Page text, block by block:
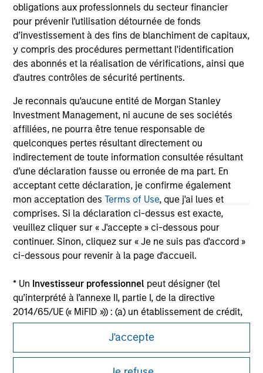
obligations aux professionnels du secteur financier
pour prévenir l’utilisation détournée de fonds
d’investissement à des fins de blanchiment de capitaux,
y compris des procédures permettant l'identification
des abonnés et la réalisation de vérifications, ainsi que
d'autres contrôles de sécurité pertinents.
Je reconnais qu'aucune entité de Morgan Stanley
Investment Management, ni aucune de ses sociétés
affiliées, ne pourra être tenue responsable de
quelconques pertes résultant directement ou
indirectement de toute information consultée résultant
d’une déclaration fausse ou erronée de ma part. En
acceptant cette déclaration, je confirme également
mon acceptation desTerms of Use, que j'ai lues et
comprises. Si la déclaration ci-dessus est exacte,
veuillez cliquer sur « J'accepte » ci-dessous pour
continuer. Sinon, cliquez sur « Je ne suis pas d'accord »
ci-dessous pour revenir à la page d'accueil.
* Un Investisseur professionnel peut désigner (tel
qu’interprété à l’annexe II, partie I, de la directive
2014/65/UE (« MiFID »)) : (a) un établissement de crédit,
une société d'investissement, une institution financière
autorisée et réglementée, une compagnie d'assurance,
un organisme de placement collectif ou la société de
gestion de cet organisme, un fonds de pension ou la
J'accepte
The information on this page is for informational
purposes only. The information contained herein does
not constitute and should not be construed as an
offering of advisory services or an offer to sell or a
solicitation of an offer to buy any securities in any
jurisdiction in which such offer or solicitation,
purchase or sale would be unlawful under the
securities, insurance or other laws of such jurisdiction.
All investing involves risks, including a loss of principal.
Please refer to the strategy detail page for important
information on the strategy, including additional risk
considerations.
Morgan Stanley